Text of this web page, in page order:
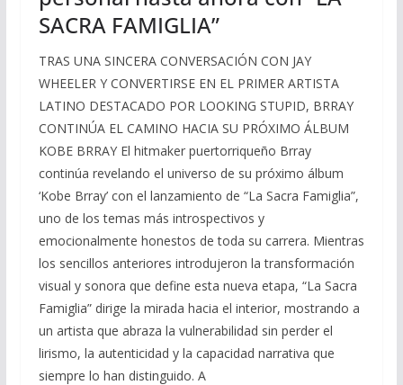
SACRA FAMIGLIA”
TRAS UNA SINCERA CONVERSACIÓN CON JAY
WHEELER Y CONVERTIRSE EN EL PRIMER ARTISTA
LATINO DESTACADO POR LOOKING STUPID, BRRAY
CONTINÚA EL CAMINO HACIA SU PRÓXIMO ÁLBUM
KOBE BRRAY El hitmaker puertorriqueño Brray
continúa revelando el universo de su próximo álbum
‘Kobe Brray’ con el lanzamiento de “La Sacra Famiglia”,
uno de los temas más introspectivos y
emocionalmente honestos de toda su carrera. Mientras
los sencillos anteriores introdujeron la transformación
visual y sonora que define esta nueva etapa, “La Sacra
Famiglia” dirige la mirada hacia el interior, mostrando a
un artista que abraza la vulnerabilidad sin perder el
lirismo, la autenticidad y la capacidad narrativa que
siempre lo han distinguido. A